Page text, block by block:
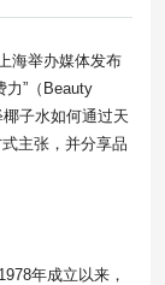
海举办媒体发布
”（Beauty
子水如何通过天
主张，并分享品
年成立以来，